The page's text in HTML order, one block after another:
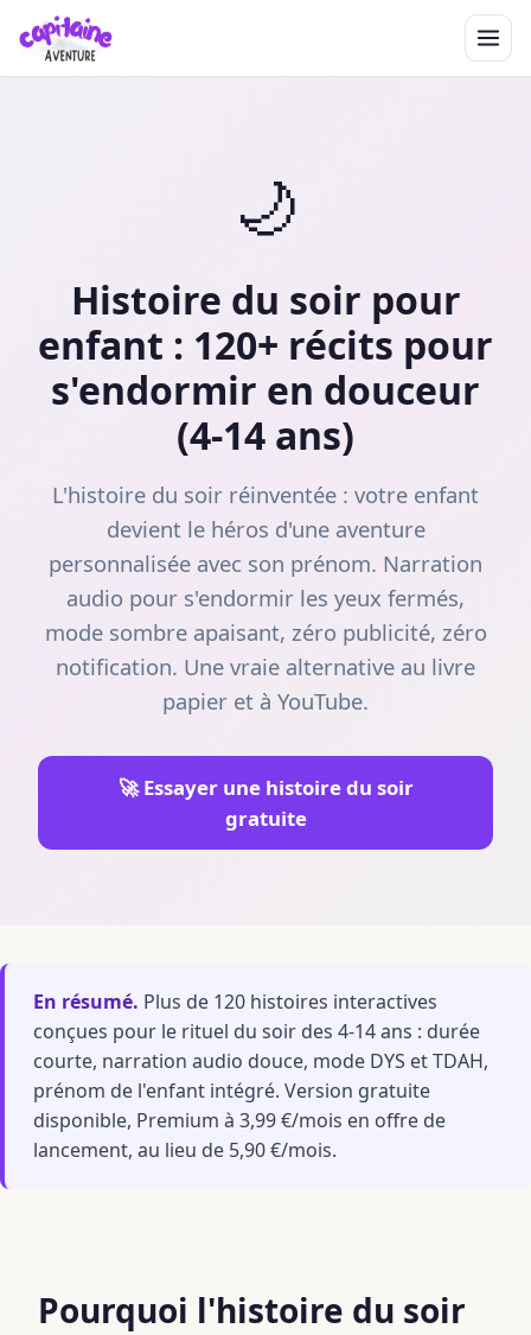
🌙
Histoire du soir pour
enfant : 120+ récits pour
s'endormir en douceur
(4-14 ans)
L'histoire du soir réinventée : votre enfant
devient le héros d'une aventure
personnalisée avec son prénom. Narration
audio pour s'endormir les yeux fermés,
mode sombre apaisant, zéro publicité, zéro
notification. Une vraie alternative au livre
papier et à YouTube.
🚀 Essayer une histoire du soir
gratuite
En résumé. Plus de 120 histoires interactives
conçues pour le rituel du soir des 4-14 ans : durée
courte, narration audio douce, mode DYS et TDAH,
prénom de l'enfant intégré. Version gratuite
disponible, Premium à 3,99 €/mois en offre de
lancement, au lieu de 5,90 €/mois.
Pourquoi l'histoire du soir